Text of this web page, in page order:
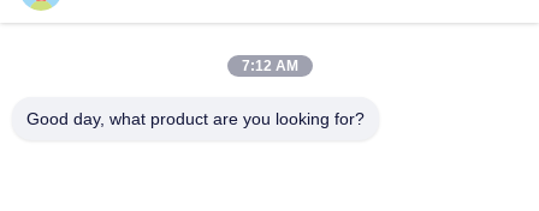
Invia
7:12 AM
Good day, what product are you looking for?